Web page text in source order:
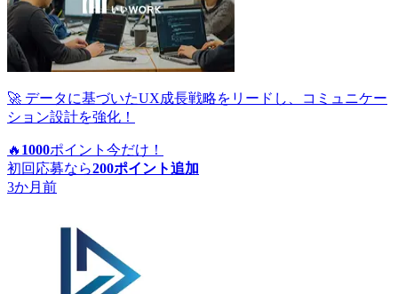
🚀 データに基づいたUX成長戦略をリードし、コミュニケー
ション設計を強化！
🔥 1000ポイント 今だけ！
初回応募なら200ポイント追加
3か月前